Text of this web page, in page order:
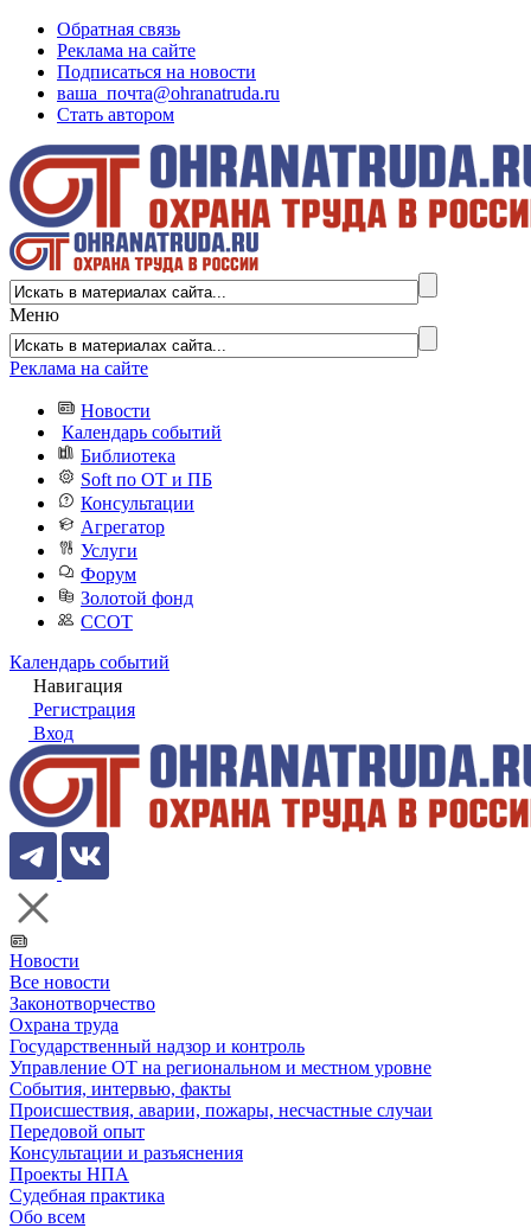
Обратная связь
Реклама на сайте
Подписаться на новости
ваша_почта@ohranatruda.ru
Стать автором
Меню
Реклама на сайте
Новости
Календарь событий
Библиотека
Soft по ОТ и ПБ
Консультации
Агрегатор
Услуги
Форум
Золотой фонд
ССОТ
Календарь событий
Навигация
Регистрация
Вход
Новости
Все новости
Законотворчество
Охрана труда
Государственный надзор и контроль
Управление ОТ на региональном и местном уровне
События, интервью, факты
Происшествия, аварии, пожары, несчастные случаи
Передовой опыт
Консультации и разъяснения
Проекты НПА
Судебная практика
Обо всем